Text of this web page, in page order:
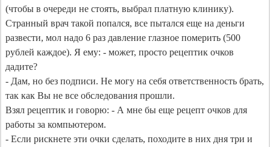
(чтобы в очереди не стоять, выбрал платную клинику).
Странный врач такой попался, все пытался еще на деньги
развести, мол надо 6 раз давление глазное померить (500
рублей каждое). Я ему: - может, просто рецептик очков
дадите?
- Дам, но без подписи. Не могу на себя ответственность брать,
так как Вы не все обследования прошли.
Взял рецептик и говорю: - А мне бы еще рецепт очков для
работы за компьютером.
- Если рискнете эти очки сделать, походите в них дня три и